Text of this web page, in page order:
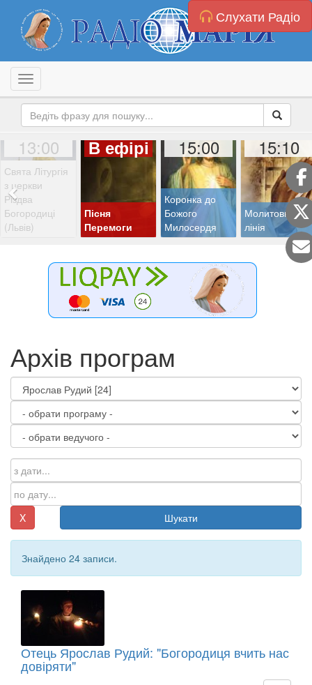
Слухати Радіо
Toggle navigation
13:00
Свята Літургія
з церкви
Різдва
Богородиці
(Львів)
В ефірі
Пісня
Перемоги
15:00
Коронка до
Божого
Милосердя
15:10
Молитовна
лінія
Архів програм
X Шукати
Знайдено 24 записи.
Отець Ярослав Рудий: "Богородиця вчить нас
довіряти"